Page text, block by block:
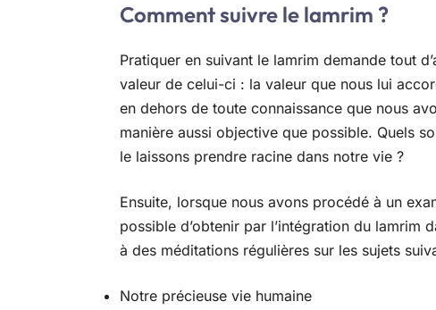
Comment suivre le lamrim ?
Pratiquer en suivant le lamrim demande tout
valeur de celui-ci : la valeur que nous lui
en dehors de toute connaissance que nous
manière aussi objective que possible. Quels
le laissons prendre racine dans notre vie ?
Ensuite, lorsque nous avons procédé à un
possible d’obtenir par l’intégration du
à des méditations régulières sur les sujets
Notre précieuse vie humaine